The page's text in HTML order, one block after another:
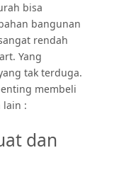
bisa
bangunan
rendah
Yang
tak terduga.
membeli
lain :
dan